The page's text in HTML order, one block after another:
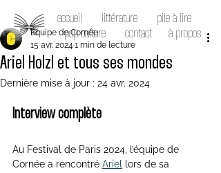
Ariel Holzl et tous ses mondes
Équipe de Cornée
15 avr. 20241 min de lecture
Dernière mise à jour : 24 avr. 2024
Interview complète
Au Festival de Paris 2024, l’équipe de
Cornée a rencontré Ariel
lors de sa
accueil littérature
pile à lire
pop culture
contact à propos